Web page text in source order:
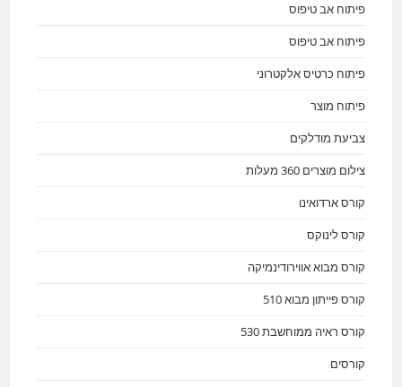
פיתוח אב טיפוס
פיתוח אב טיפוס
פיתוח כרטיס אלקטרוני
פיתוח מוצר
צביעת מודלקים
צילום מוצרים 360 מעלות
קורס ארדואינו
קורס לינוקס
קורס מבוא אווירודינמיקה
קורס פייתון מבוא 510
קורס ראיה ממוחשבת 530
קורסים